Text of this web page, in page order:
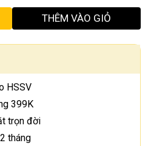
THÊM VÀO GIỎ
HSSV
399K
trọn đời
tháng